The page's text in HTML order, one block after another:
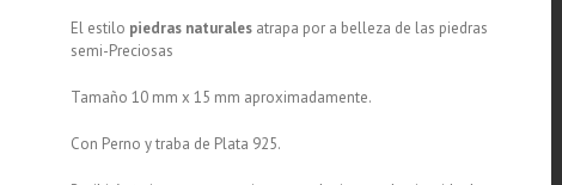
El estilo piedras naturales atrapa por a belleza de las piedras
semi-Preciosas
Tamaño 10 mm x 15 mm aproximadamente.
Con Perno y traba de Plata 925.